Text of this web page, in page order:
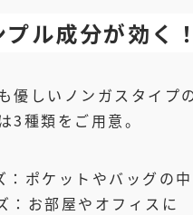
プル成分が効く
優しいノンガスタイプ
3種類をご用意。
：ポケットやバッグの
：お部屋やオフィスに